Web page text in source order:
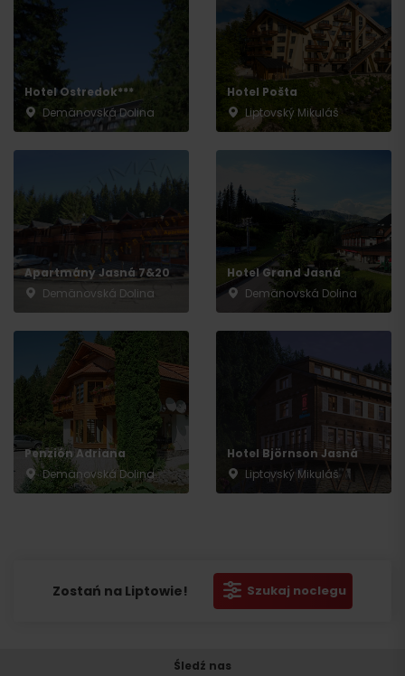
Hotel Ostredok***
Demänovská Dolina
Hotel Pošta
Liptovský Mikuláš
Apartmány Jasná 7&20
Demänovská Dolina
Hotel Grand Jasná
Demänovská Dolina
Penzión Adriana
Demänovská Dolina
Hotel Björnson Jasná
Liptovský Mikuláš
Zostań na Liptowie! Szukaj noclegu
Śledź nas